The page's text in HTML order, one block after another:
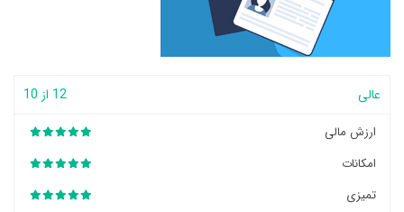
عالی 12 از 10
ارزش مالی
امکانات
تمیزی